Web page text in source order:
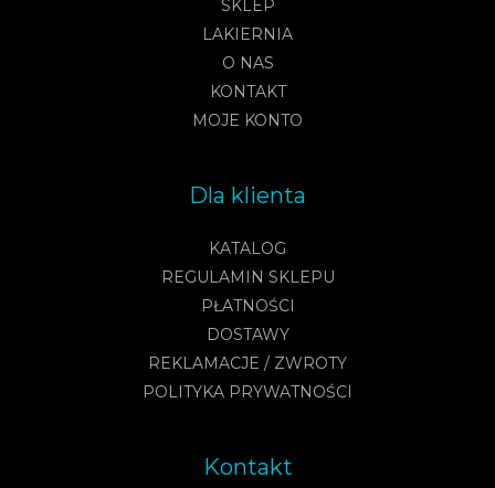
SKLEP
LAKIERNIA
O NAS
KONTAKT
MOJE KONTO
Dla klienta
KATALOG
REGULAMIN SKLEPU
PŁATNOŚCI
DOSTAWY
REKLAMACJE / ZWROTY
POLITYKA PRYWATNOŚCI
Kontakt